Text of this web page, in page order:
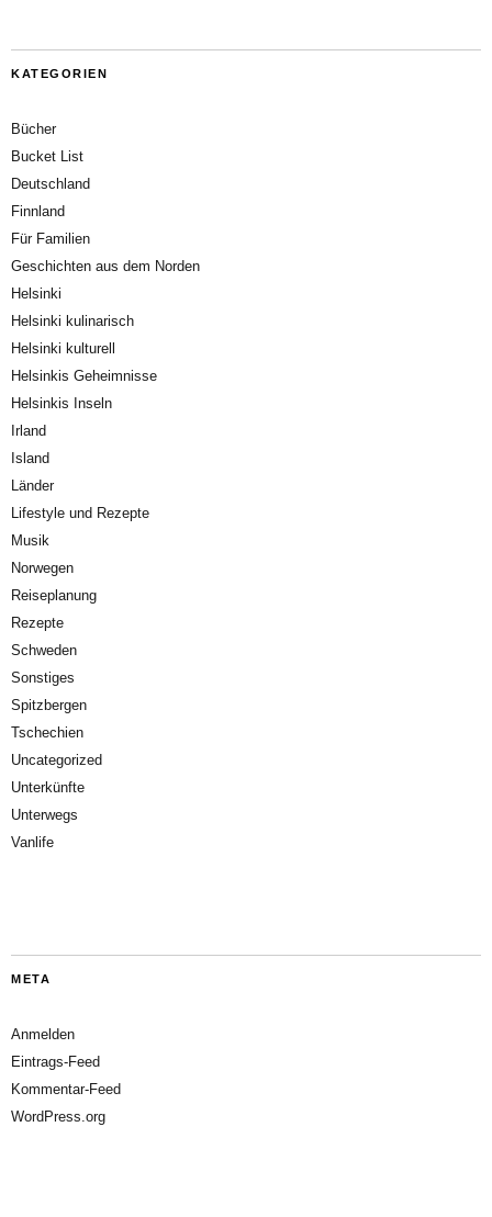
KATEGORIEN
Bücher
Bucket List
Deutschland
Finnland
Für Familien
Geschichten aus dem Norden
Helsinki
Helsinki kulinarisch
Helsinki kulturell
Helsinkis Geheimnisse
Helsinkis Inseln
Irland
Island
Länder
Lifestyle und Rezepte
Musik
Norwegen
Reiseplanung
Rezepte
Schweden
Sonstiges
Spitzbergen
Tschechien
Uncategorized
Unterkünfte
Unterwegs
Vanlife
META
Anmelden
Eintrags-Feed
Kommentar-Feed
WordPress.org